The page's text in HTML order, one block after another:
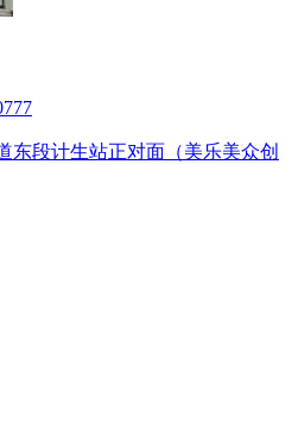
东段计生站正对面（美乐美众创